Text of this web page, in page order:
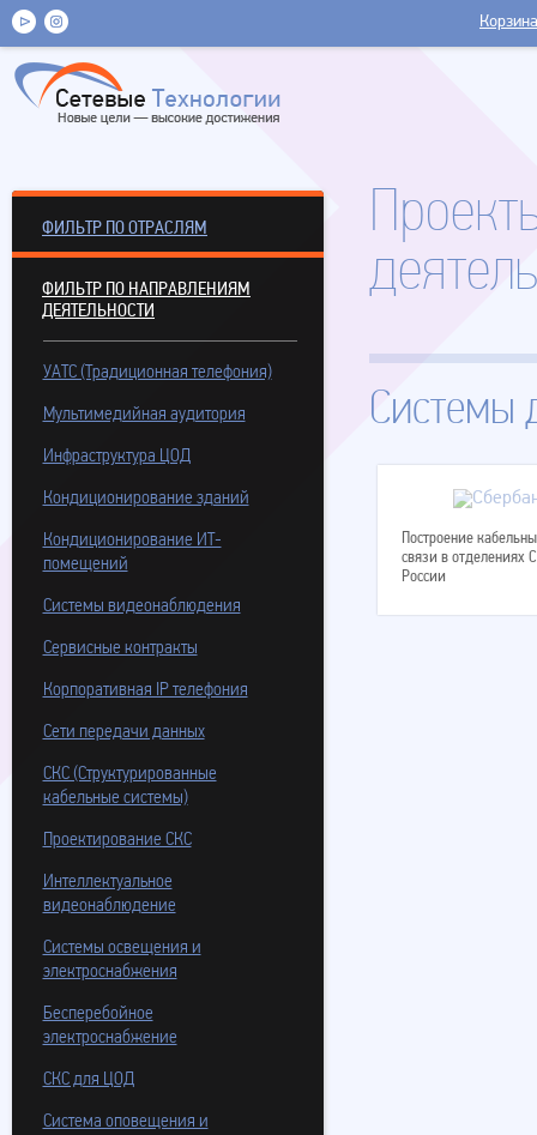
Корзина
ФИЛЬТР ПО ОТРАСЛЯМ
ФИЛЬТР ПО НАПРАВЛЕНИЯМ
ДЕЯТЕЛЬНОСТИ
УАТС (Традиционная телефония)
Мультимедийная аудитория
Инфраструктура ЦОД
Кондиционирование зданий
Кондиционирование ИТ-
помещений
Системы видеонаблюдения
Сервисные контракты
Корпоративная IP телефония
Сети передачи данных
СКС (Структурированные
кабельные системы)
Проектирование СКС
Интеллектуальное
видеонаблюдение
Системы освещения и
электроснабжения
Бесперебойное
электроснабжение
СКС для ЦОД
Система оповещения и
Системы
Построение
связи в отделениях
России